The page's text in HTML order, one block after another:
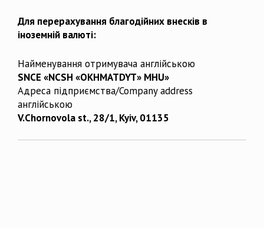
Для перерахування благодійних внесків в
іноземній валюті:
Найменування отримувача англійською
SNCE «NCSH «OKHMATDYT» MHU»
Адреса підприємства/Company address
англійською
V.Chornovola st., 28/1, Kyiv, 01135